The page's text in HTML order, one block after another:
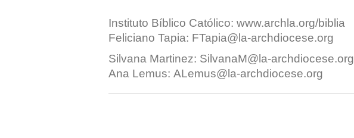
Instituto Bíblico Católico: www.archla.org/biblia
Feliciano Tapia: FTapia@la-archdiocese.org
Silvana Martinez: SilvanaM@la-archdiocese.org
Ana Lemus: ALemus@la-archdiocese.org